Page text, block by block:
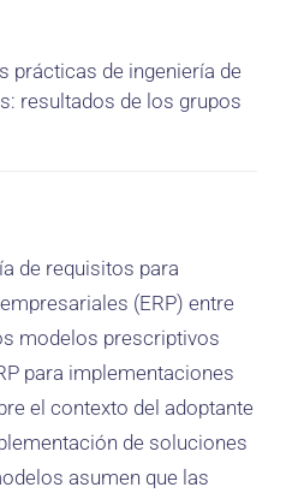
prácticas de ingeniería de
resultados de los grupos
de requisitos para
(ERP) entre
modelos prescriptivos
para implementaciones
el contexto del adoptante
de soluciones
asumen que las